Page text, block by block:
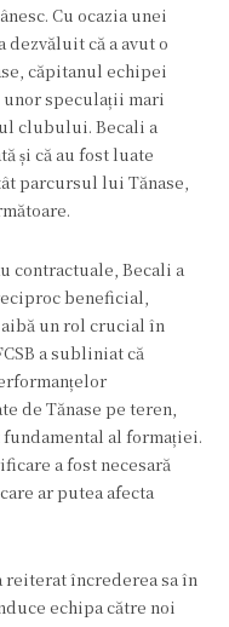
Cu ocazia unei
că a avut o
căpitanul echipei
unor speculații mari
clubului. Becali a
și că au fost luate
parcursul lui Tănase,
contractuale, Becali a
beneficial,
aibă un rol crucial în
a subliniat că
de Tănase pe teren,
al formației.
a fost necesară
ar putea afecta
încrederea sa în
echipa către noi